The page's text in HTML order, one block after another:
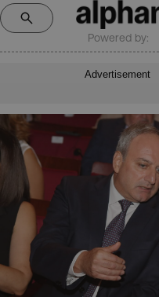
Powered by:
Advertisement